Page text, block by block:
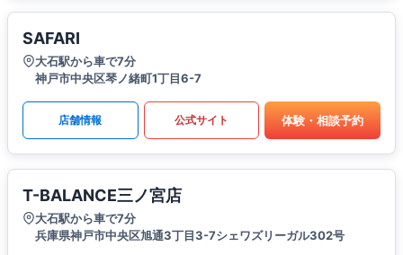
SAFARI
大石駅から車で7分
神戸市中央区琴ノ緒町1丁目6-7
店舗情報 公式サイト 体験・相談予約
T-BALANCE三ノ宮店
大石駅から車で7分
兵庫県神戸市中央区旭通3丁目3-7シェワズリーガル302号